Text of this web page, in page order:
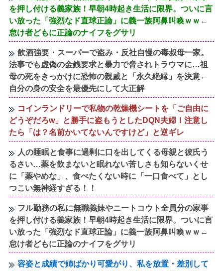
を押し付ける義家族！早朝4時起き生活に限界。ついに言
い放った「強烈なド直球正論」に義一族阿鼻叫喚ｗｗ←
怠け者どもに正論のナイフをグサリ
飲酒強要・スーパーで盗み・反社自慢の毒叔母一家。
法事でも虚偽の金銭要求と暴力で脅されトラウマに…祖
母の死をきっかけに恐怖の親戚と「永久絶縁」を決意←
自分の身の安全を最優先にして大正解
コインランドリーで私物の乾燥機シートを「ご自由に
どうぞだろw」と勝手に盗もうとしたDQN夫婦！注意し
たら「は？名前かいてないんですけど」と逆ギレ
人の睡眠と食事に過剰に口を出してくる母親と彼氏う
るさい…薬を飲まないと眠れない苦しさも知らないくせ
に「薬やめな」、食べたくない時に「一口食べて」とし
つこい無神経すぎる！！
フル勤務の私に無職義妹やニートコウト全員分の家事
を押し付ける義家族！早朝4時起き生活に限界。ついに言
い放った「強烈なド直球正論」に義一族阿鼻叫喚ｗｗ←
怠け者どもに正論のナイフをグサリ
容姿と成績で姉ばかり可愛がり、私を放置・差別して